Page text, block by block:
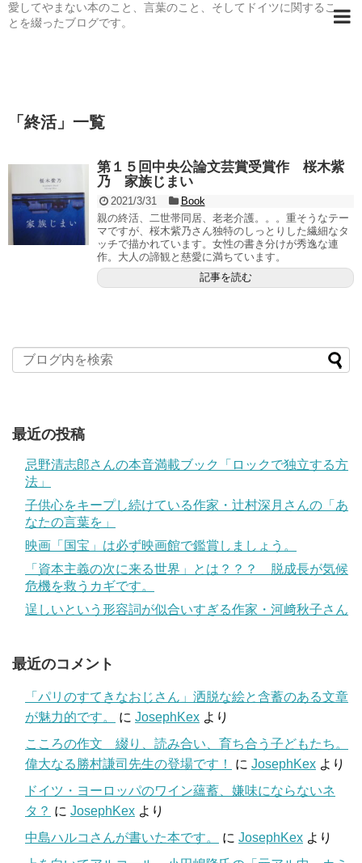
愛してやまない本のこと、言葉のこと、そしてドイツに関するこ
とを綴ったブログです。
「 終活」 一覧
第１５回中央公論文芸賞受賞作 桜木紫
乃 家族じまい
2021/3/31
Book
親の終活、二世帯同居、老老介護。。。重そうなテー
マですが、桜木紫乃さん独特のしっとりした繊細なタ
ッチで描かれています。女性の書き分けが秀逸な連
作。大人の諦観と慈愛に満ちています。
記事を読む
最近の投稿
忌野清志郎さんの本音満載ブック「ロックで独立する方
法」
子供心をキープし続けている作家・辻村深月さんの「あ
なたの言葉を」
映画「国宝」は必ず映画館で鑑賞しましょう。
「資本主義の次に来る世界」とは？？？ 脱成長が気候
危機を救うカギです。
逞しいという形容詞が似合いすぎる作家・河﨑秋子さん
最近のコメント
「パリのすてきなおじさん」洒脱な絵と含蓄のある文章
が魅力的です。
に JosephKex より
こころの作文 綴り、読み合い、育ち合う子どもたち。
偉大なる勝村謙司先生の登場です！
に JosephKex より
ドイツ・ヨーロッパのワイン蘊蓄、嫌味にならないネ
タ？ に JosephKex より
中島ハルコさんが書いた本です。
に JosephKex より